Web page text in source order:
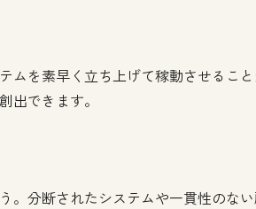
を素早く立ち上げて稼動させるこ
出できます。
。分断されたシステムや一貫性のな